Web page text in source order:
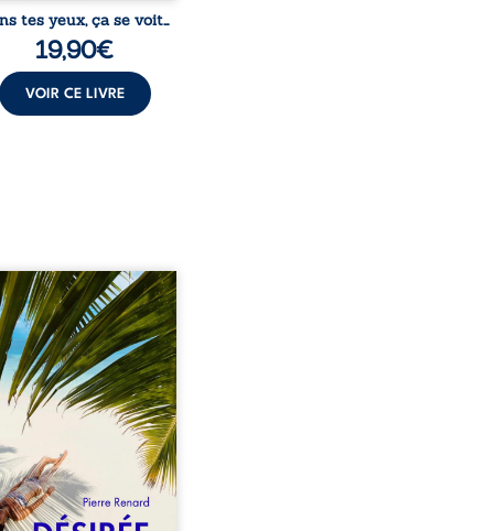
tes yeux, ça se voit…
19,90€
VOIR CE LIVRE
Pierre, jeune retraité,
qu’il est devenu une
femme métissée de
ans. À peine a-t-il
à apprivoiser ce
corps qu’Ange surgit
sa vie et fait vaciller
ses certitudes. Entre
est immédiate,
jusqu’à ce qu’un
familial fasse planer
: et s’ils étaient
demi-frère et ...